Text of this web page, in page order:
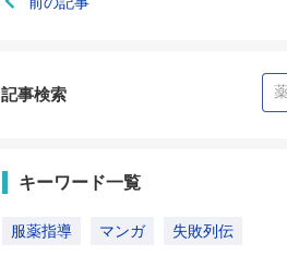
記事検索
キーワード一覧
服薬指導 マンガ 失敗列伝